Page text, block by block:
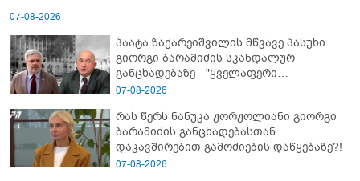
07-08-2026
პაატა ზაქარეიშვილის მწვავე პასუხი
გიორგი ბარამიძის სკანდალურ
განცხადებაზე - "ყველაფერი
დეტალურად ვიცი... კამანში მოკლული
ბარამიძე კი ტყუის"
07-08-2026
რას წერს ნანუკა ჟორჟოლიანი გიორგი
ბარამიძის განცხადებასთან
დაკავშირებით გამოძიების დაწყებაზე?!
07-08-2026